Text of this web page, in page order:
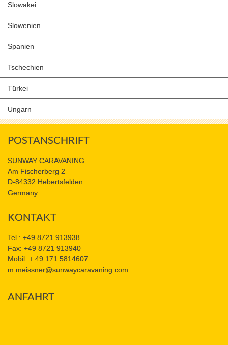
Slowakei
Slowenien
Spanien
Tschechien
Türkei
Ungarn
POSTANSCHRIFT
SUNWAY CARAVANING
Am Fischerberg 2
D-84332 Hebertsfelden
Germany
KONTAKT
Tel.: +49 8721 913938
Fax: +49 8721 913940
Mobil: + 49 171 5814607
m.meissner@sunwaycaravaning.com
ANFAHRT